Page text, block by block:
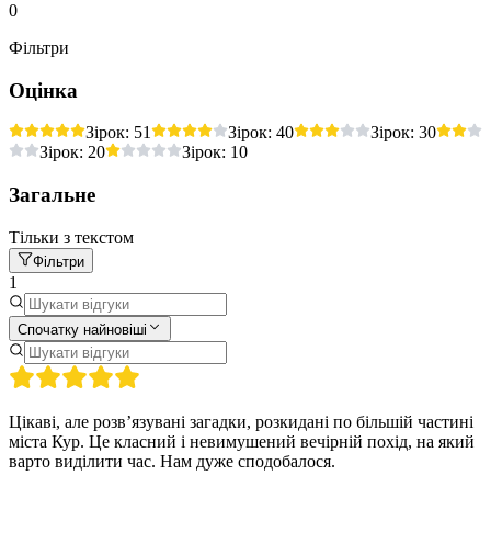
0
Фільтри
Оцінка
Зірок: 51 Зірок: 40 Зірок: 30
Зірок: 20 Зірок: 10
Загальне
Тільки з текстом
Фільтри
1
Спочатку найновіші
Цікаві, але розв’язувані загадки, розкидані по більшій частині
міста Кур. Це класний і невимушений вечірній похід, на який
варто виділити час. Нам дуже сподобалося.